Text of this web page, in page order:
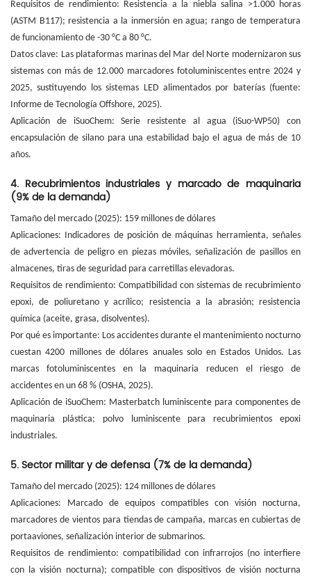
Requisitos de rendimiento: Resistencia a la niebla salina >1.000 horas
(ASTM B117); resistencia a la inmersión en agua; rango de temperatura
de funcionamiento de -30 °C a 80 °C.
Datos clave: Las plataformas marinas del Mar del Norte modernizaron sus
sistemas con más de 12.000 marcadores fotoluminiscentes entre 2024 y
2025, sustituyendo los sistemas LED alimentados por baterías (fuente:
Informe de Tecnología Offshore, 2025).
Aplicación de iSuoChem: Serie resistente al agua (iSuo-WP50) con
encapsulación de silano para una estabilidad bajo el agua de más de 10
años.
4. Recubrimientos industriales y marcado de maquinaria
(9% de la demanda)
Tamaño del mercado (2025): 159 millones de dólares
Aplicaciones: Indicadores de posición de máquinas herramienta, señales
de advertencia de peligro en piezas móviles, señalización de pasillos en
almacenes, tiras de seguridad para carretillas elevadoras.
Requisitos de rendimiento: Compatibilidad con sistemas de recubrimiento
epoxi, de poliuretano y acrílico; resistencia a la abrasión; resistencia
química (aceite, grasa, disolventes).
Por qué es importante: Los accidentes durante el mantenimiento nocturno
cuestan 4200 millones de dólares anuales solo en Estados Unidos. Las
marcas fotoluminiscentes en la maquinaria reducen el riesgo de
accidentes en un 68 % (OSHA, 2025).
Aplicación de iSuoChem: Masterbatch luminiscente para componentes de
maquinaria plástica; polvo luminiscente para recubrimientos epoxi
industriales.
5. Sector militar y de defensa (7% de la demanda)
Tamaño del mercado (2025): 124 millones de dólares
Aplicaciones: Marcado de equipos compatibles con visión nocturna,
marcadores de vientos para tiendas de campaña, marcas en cubiertas de
portaaviones, señalización interior de submarinos.
Requisitos de rendimiento: compatibilidad con infrarrojos (no interfiere
con la visión nocturna); compatible con dispositivos de visión nocturna